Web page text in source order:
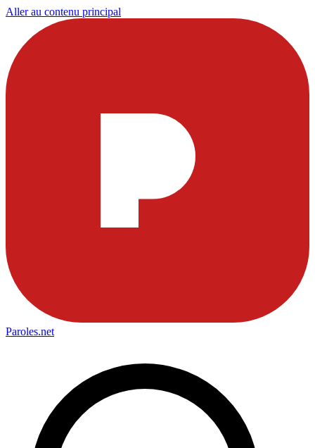
Aller au contenu principal
Paroles.net